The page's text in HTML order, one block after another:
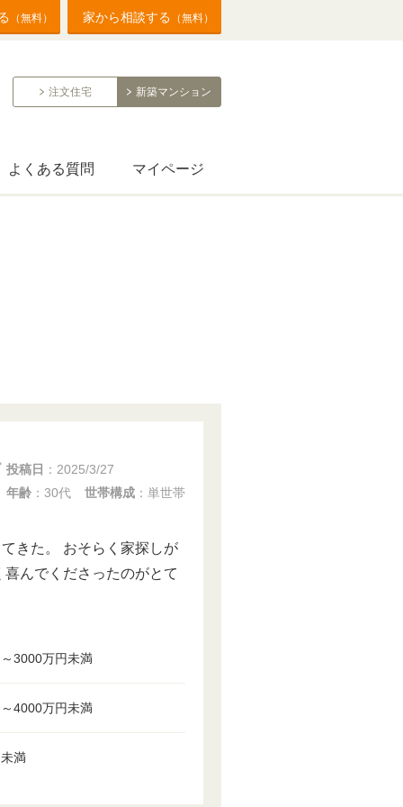
（無料） 家から相談する （無料）
注文住宅 新築マンション
よくある質問 マイページ
投稿日 ： 2025/3/27
年齢 ：30代 世帯構成 ：単世帯
きた。 おそらく家探しが
んでくださったのがとて
3000万円未満
4000万円未満
満